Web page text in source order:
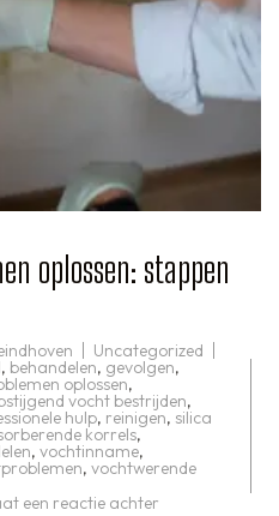
oplossen: stappen
Uncategorized
, behandelen, gevolgen,
oplossen,
vocht bestrijden,
hulp, reinigen, silica
korrels,
, vochtinname,
, vochtwerende
een reactie achter